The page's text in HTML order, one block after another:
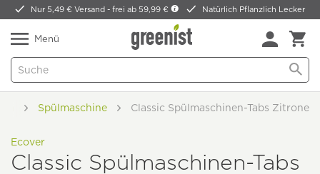
Nur 5,49 € Versand -frei ab 59,99 € Natürlich Pflanzlich Lecker
Menü
Spülmaschine Classic Spülmaschinen-Tabs Zitrone
Ecover
Classic Spülmaschinen-Tabs